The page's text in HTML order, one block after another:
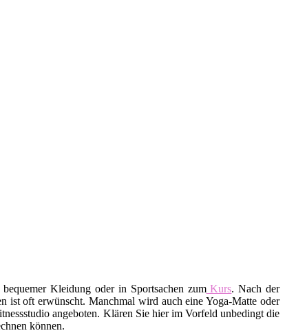
Kleidung oder in Sportsachen zumKurs. Nach der
ist oft erwünscht. Manchmal wird auch eine Yoga-Matte oder
angeboten. Klären Sie hier im Vorfeld unbedingt die
können.